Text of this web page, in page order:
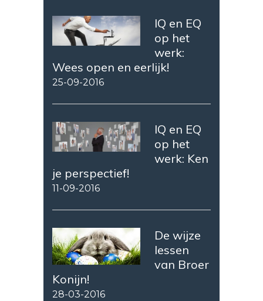
IQ en EQ
op het
werk:
Wees open en eerlijk!
25-09-2016
IQ en EQ
op het
werk: Ken
je perspectief!
11-09-2016
De wijze
lessen
van Broer
Konijn!
28-03-2016